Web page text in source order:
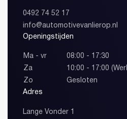
0492 74 52 17
info@automotivevanlierop.nl
Openingstijden
Ma - vr
08:00 - 17:30
Za
10:00 - 17:00
Zo
Gesloten
Adres
Lange Vonder 1